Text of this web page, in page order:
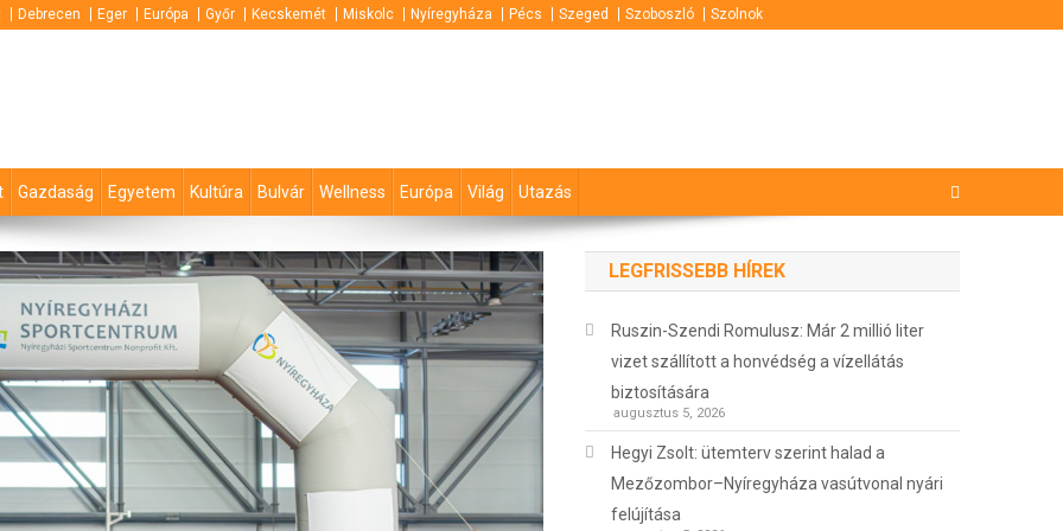
Debrecen Eger Európa Győr Kecskemét Miskolc Nyíregyháza Pécs Szeged Szoboszló Szolnok
Gazdaság Egyetem Kultúra Bulvár Wellness Európa Világ Utazás
LEGFRISSEBB HÍREK
Ruszin-Szendi Romulusz: Már 2 millió liter
vizet szállított a honvédség a vízellátás
biztosítására
augusztus 5, 2026
Hegyi Zsolt: ütemterv szerint halad a
Mezőzombor–Nyíregyháza vasútvonal nyári
felújítása